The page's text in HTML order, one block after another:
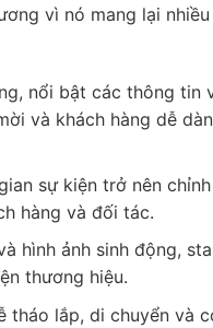
vì nó mang lại
nổi bật các thông tin
và khách hàng dễ
sự kiện trở nên
hàng và đối tác.
hình ảnh sinh động,
thương hiệu.
tháo lắp, di chuyển và